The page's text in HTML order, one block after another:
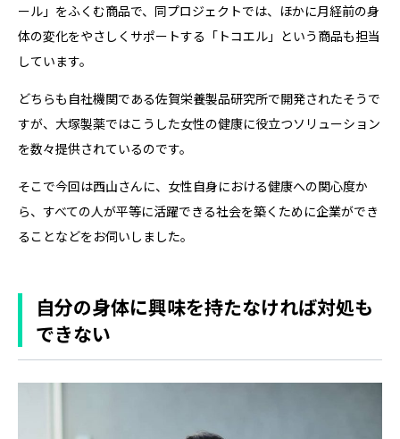
ール」をふくむ商品で、同プロジェクトでは、ほかに月経前の身
体の変化をやさしくサポートする「トコエル」という商品も担当
しています。
どちらも自社機関である佐賀栄養製品研究所で開発されたそうで
すが、大塚製薬ではこうした女性の健康に役立つソリューション
を数々提供されているのです。
そこで今回は西山さんに、女性自身における健康への関心度か
ら、すべての人が平等に活躍できる社会を築くために企業ができ
ることなどをお伺いしました。
自分の身体に興味を持たなければ対処も
できない